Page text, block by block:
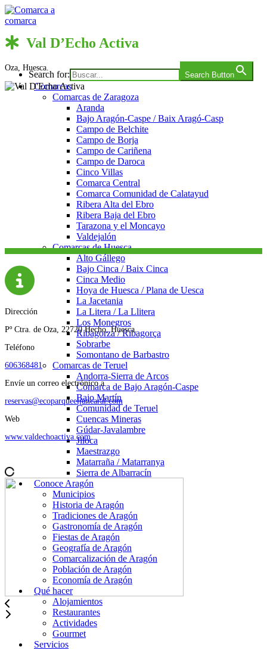
Saltar
al
Comarca a comarca
Search for: Search Button
Comarcas
Comarcas de Zaragoza
Aranda
Bajo Aragón-Caspe / Baix Aragó-Casp
Campo de Belchite
Campo de Borja
Campo de Cariñena
Campo de Daroca
Cinco Villas
Comarca Central
Comarca Comunidad de Calatayud
Ribera Alta del Ebro
Ribera Baja del Ebro
Tarazona y el Moncayo
Valdejalón
Comarcas de Huesca
Alto Gállego
Bajo Cinca / Baix Cinca
Cinca Medio
Hoya de Huesca / Plana de Uesca
La Jacetania
La Litera / La Llitera
Los Monegros
Ribagorza / Ribagorça
Sobrarbe
Somontano de Barbastro
Comarcas de Teruel
Andorra-Sierra de Arcos
Comarca de Bajo Aragón-Caspe
Bajo Martín
Comunidad de Teruel
Cuencas Mineras
Gúdar-Javalambre
Jiloca
Maestrazgo
Matarraña / Matarranya
Sierra de Albarracín
Conoce Aragón
Municipios
Historia de Aragón
Tradiciones de Aragón
Gastronomía de Aragón
Fiestas de Aragón
Geografía de Aragón
Comarcalización de Aragón
Población de Aragón
Economía de Aragón
Qué hacer
Alojamientos
Restaurantes
Actividades
Gourmet
Servicios
Val D’Echo Activa
Oza, Huesca.
Dirección
Pº Ctra. de Oza, 22720 Hecho, Huesca.
Teléfono
606368481
Envíe un correo electrónico a
reservas@ecoparqueeljuncaral.com
Web
www.valdechoactiva.com